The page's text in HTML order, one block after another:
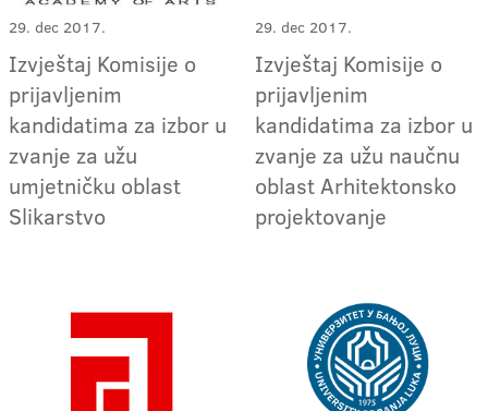
29. dec 2017.
Izvještaj Komisije o
prijavljenim
kandidatima za izbor u
zvanje za užu
umjetničku oblast
Slikarstvo
29. dec 2017.
Izvještaj Komisije o
prijavljenim
kandidatima za izbor u
zvanje za užu naučnu
oblast Arhitektonsko
projektovanje